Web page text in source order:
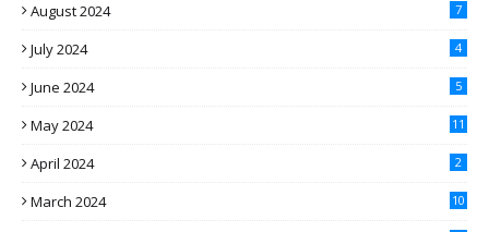
August 2024 7
July 2024 4
June 2024 5
May 2024 11
April 2024 2
March 2024 10